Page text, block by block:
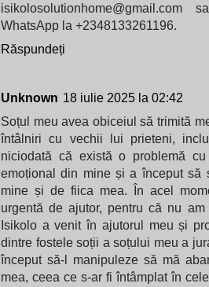
WhatsApp la +2348133261196.
Răspundeți
Unknown 18 iulie 2025 la 02:42
Soțul meu avea obiceiul să trimită
întâlniri cu vechii lui prieteni,
niciodată că există o problemă
emoțional din mine și a început să
mine și de fiica mea. În acel
urgentă de ajutor, pentru că nu
Isikolo a venit în ajutorul meu și
dintre fostele soții a soțului meu a
început să-l manipuleze să mă
mea, ceea ce s-ar fi întâmplat în